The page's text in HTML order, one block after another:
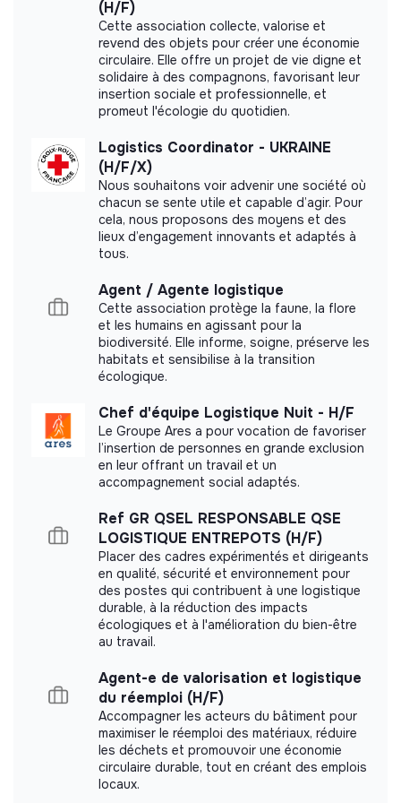
configurations, conformément aux normes de MSF.
Participer aux réunions de logistique et rendre
compte de ses activités.
Assurer la maintenance de la flotte de véhicules ;
planifier et superviser la maintenance préventive et
curative de tous les véhicules du projet selon les
normes de MSF. Former les chauffeurs.euses à de
bonnes habitudes de conduite et aux vérifications
standards et assurer leur suivi.
Gérer les commandes et en faire le suivi (noter que
cela ne s’applique pas pour COA) et en particulier;
recueillir les commandes relatives à la logistique en
installations de santé, établir les commandes et en
faire le suivi, selon les procédures en place,
effectuer des achats locaux selon les procédures
d’approvisionnement de MSF et assurer les
conditions de réception du fret ou des matériels qui
arrivent ainsi que l’organisation et le
conditionnement du matériel avant son expédition.
Responsabilités spécifiques au projet :
Sous la responsabilitédu.dela Responsable Logistique :
support aux activités des achats jusqu’au suivi des
commandes et des livraisons, dans le respect des
procédures MSF et en lien avec les fournisseurs et
prestataires.
Assurer la planification, le suivi et l’anticipation des
besoins de consommables et d’équipements (et
équipement IT) liés aux besoins des projets sur le
nord littoral, en lien étroit avec les responsables
d’activités.
Participer à l’organisation logistiques des activités
externes sur le nord littoral telles que des maraudes
et des cliniques mobiles et autres cas échéant.
Participer à la gestion des équipes bénévoles pour
More information
Website
Nonprofit organization
Between 250 and 2000
Health
Impact study
Médecins sans Frontières France did not yet
communicate its impact measurement.
Labels and certifications
This structure did not communicate to us the
labels or certifications that it was able to obtain.
Documents
Did not yet add a transparency document.
(H/F)
Cette association collecte, valorise et
revend des objets pour créer une économie
circulaire. Elle offre un projet de vie digne et
solidaire à des compagnons, favorisant leur
insertion sociale et professionnelle, et
promeut l'écologie du quotidien.
Logistics Coordinator - UKRAINE
(H/F/X)
Nous souhaitons voir advenir une société où
chacun se sente utile et capable d’agir. Pour
cela, nous proposons des moyens et des
lieux d’engagement innovants et adaptés à
tous.
Agent / Agente logistique
Cette association protège la faune, la flore
et les humains en agissant pour la
biodiversité. Elle informe, soigne, préserve les
habitats et sensibilise à la transition
écologique.
Chef d'équipe Logistique Nuit - H/F
Le Groupe Ares a pour vocation de favoriser
l’insertion de personnes en grande exclusion
en leur offrant un travail et un
accompagnement social adaptés.
Ref GR QSEL RESPONSABLE QSE
LOGISTIQUE ENTREPOTS (H/F)
Placer des cadres expérimentés et dirigeants
en qualité, sécurité et environnement pour
des postes qui contribuent à une logistique
durable, à la réduction des impacts
écologiques et à l'amélioration du bien-être
au travail.
Agent-e de valorisation et logistique
du réemploi (H/F)
Accompagner les acteurs du bâtiment pour
maximiser le réemploi des matériaux, réduire
les déchets et promouvoir une économie
circulaire durable, tout en créant des emplois
locaux.